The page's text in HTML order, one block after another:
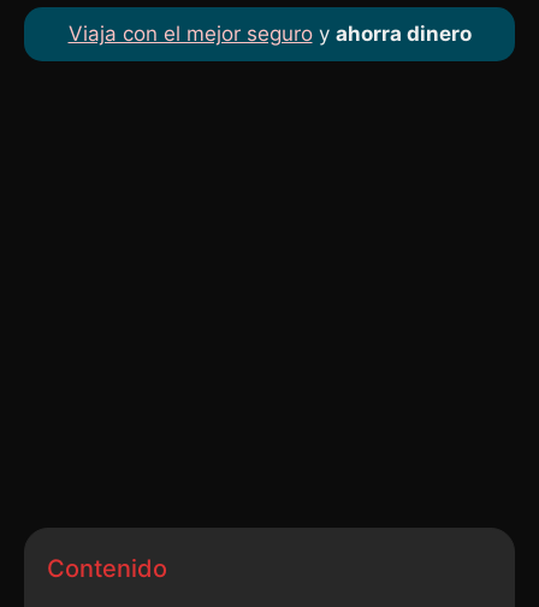
Viaja con el mejor seguroy ahorra dinero
Contenido